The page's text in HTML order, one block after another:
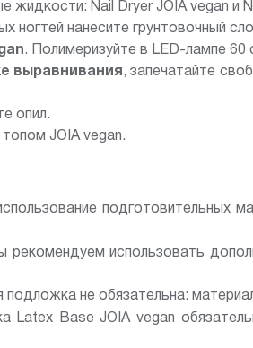
жидкости: Nail Dryer JOIA vegan и
ногтей нанесите грунтовочный
. Полимеризуйте в LED-лампе 60
выравнивания , запечатайте
опил.
JOIA vegan.
подготовительных
рекомендуем использовать
подложка не обязательна:
Latex Base JOIA vegan